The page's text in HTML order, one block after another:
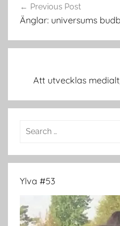
navigation
Previous Post
Änglar: universums
Att utvecklas
Search
Ylva #53